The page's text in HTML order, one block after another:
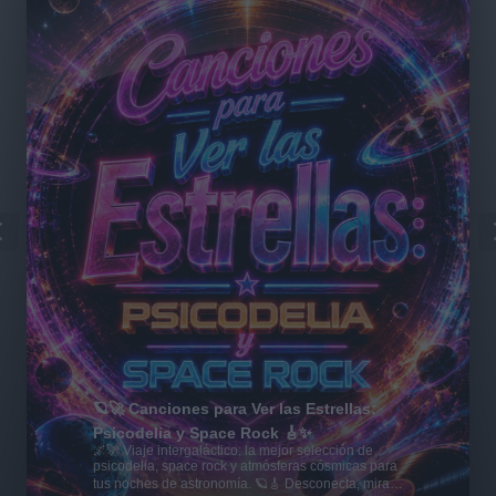
🪐🚀 Canciones para Ver las Estrellas:
Psicodelia y Space Rock 🎸✨
🌌🚀 Viaje intergaláctico: la mejor selección de
psicodelia, space rock y atmósferas cósmicas para
tus noches de astronomía. 🪐🎸 Desconecta, mira